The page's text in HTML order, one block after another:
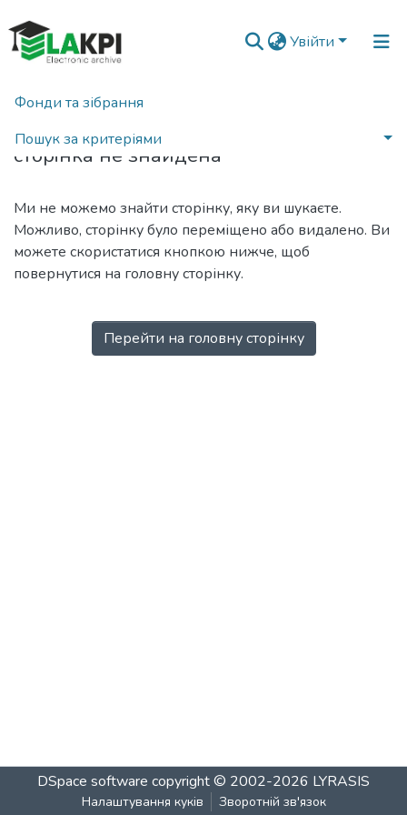
Увійти
Фонди та зібрання
Пошук за критеріями
404
сторінка не знайдена
Ми не можемо знайти сторінку, яку ви шукаєте.
Можливо, сторінку було переміщено або видалено. Ви
можете скористатися кнопкою нижче, щоб
повернутися на головну сторінку.
Перейти на головну сторінку
DSpace software copyright © 2002-2026 LYRASIS
Налаштування куків Зворотній зв'язок